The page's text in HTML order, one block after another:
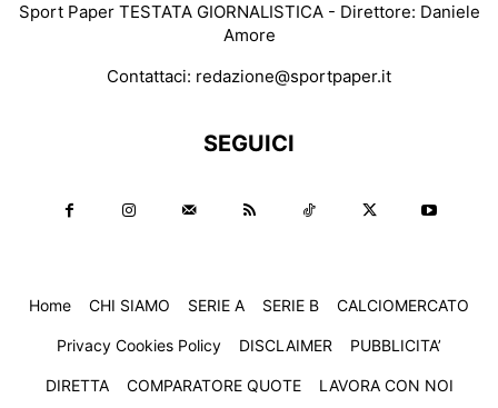
Sport Paper TESTATA GIORNALISTICA - Direttore: Daniele
Amore
Contattaci: redazione@sportpaper.it
SEGUICI
Home CHI SIAMO SERIE A SERIE B CALCIOMERCATO
Privacy Cookies Policy DISCLAIMER PUBBLICITA’
DIRETTA COMPARATORE QUOTE LAVORA CON NOI